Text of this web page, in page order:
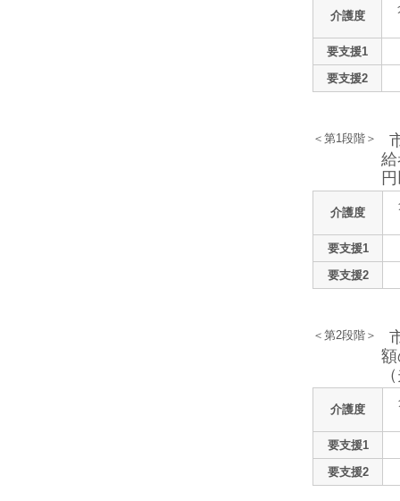
介護度
要支援1
要支援2
＜第1段階＞
介護度
要支援1
要支援2
＜第2段階＞
介護度
要支援1
要支援2